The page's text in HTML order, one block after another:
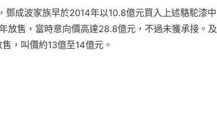
鄧成波家族早於2014年以10.8億元買入上述駱駝漆中
放售，當時意向價高達28.8億元，不過未獲承接。
，叫價約13億至14億元。